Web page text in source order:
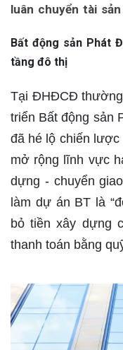
luân chuyển tài
Bất động sản Phát
tầng đô thị
Tại ĐHĐCĐ thường
triển Bất động sản
đã hé lộ chiến lược
mở rộng lĩnh vực
dựng - chuyển
làm dự án BT là
bỏ tiền xây dựng
thanh toán bằng